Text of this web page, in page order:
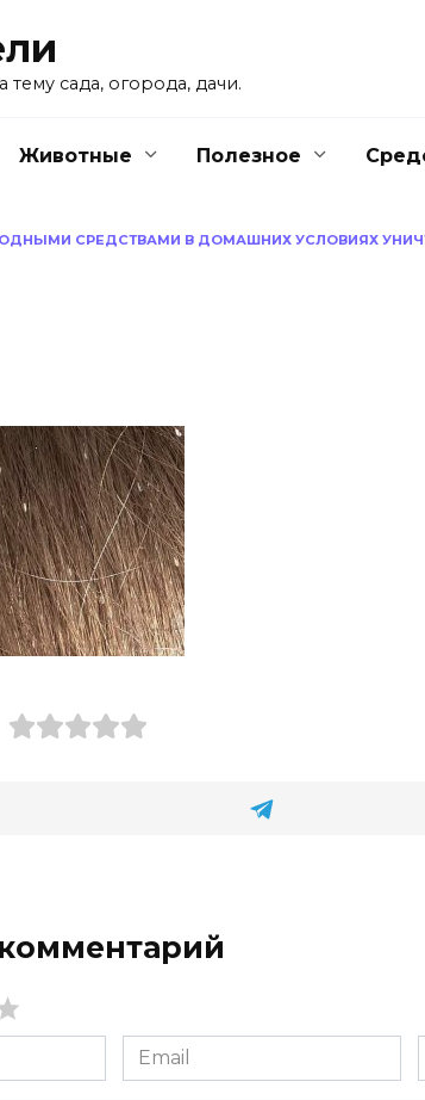
тему сада, огорода, дачи.
Животные Полезное
СРЕДСТВАМИ В ДОМАШНИХ УСЛОВИЯХ
Email
*